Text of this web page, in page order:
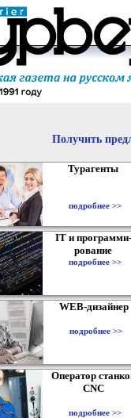
Получить
Турагенты
подробнее >>
IT и программи-
рование
подробнее >>
WEB-дизайнер
подробнее >>
Оператор
CNC
подробнее >>